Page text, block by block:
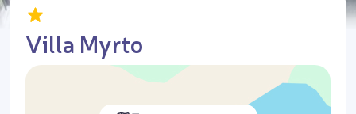
Villa Myrto